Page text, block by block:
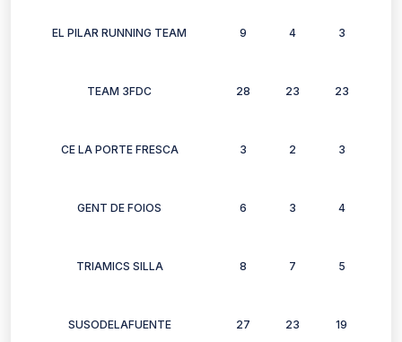
EL PILAR RUNNING TEAM 9 4 3
TEAM 3FDC 28 23 23
CE LA PORTE FRESCA 3 2 3
GENT DE FOIOS 6 3 4
TRIAMICS SILLA 8 7 5
SUSODELAFUENTE 27 23 19